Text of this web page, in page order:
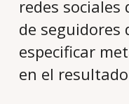
redes
de seguidores
especificar
en el